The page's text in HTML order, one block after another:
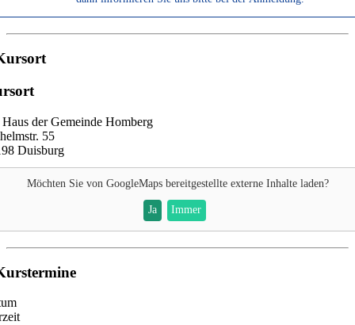
der Gemeinde Homberg
55
Duisburg
Möchten Sie von GoogleMapsbereitgestellte externe Inhalte laden?
Ja Immer